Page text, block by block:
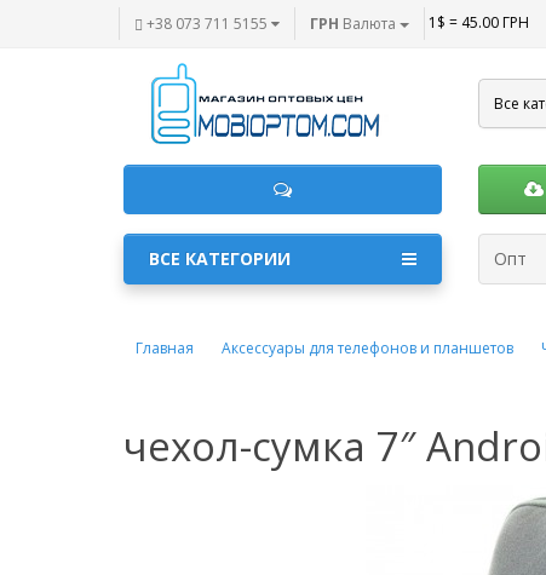
+38 073 711 5155 ГРН Валюта 1$ = 45.00 ГРН
Все
Опт
ВСЕ КАТЕГОРИИ
Главная Аксессуары для телефонов и планшетов
чехол-сумка 7″